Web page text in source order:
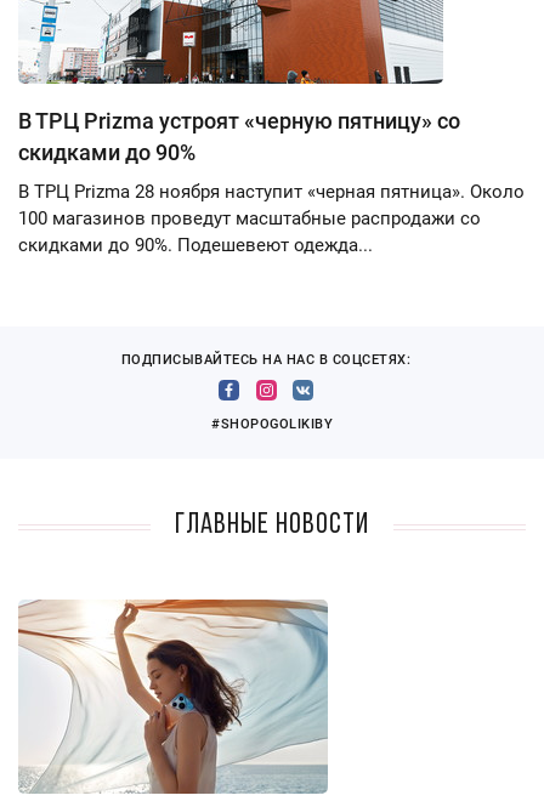
В ТРЦ Prizma устроят «черную пятницу» со
скидками до 90%
В ТРЦ Prizma 28 ноября наступит «черная пятница». Около
100 магазинов проведут масштабные распродажи со
скидками до 90%. Подешевеют одежда...
ПОДПИСЫВАЙТЕСЬ НА НАС В СОЦСЕТЯХ:
#SHOPOGOLIKIBY
Главные новости